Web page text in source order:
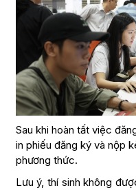
Sau khi hoàn tất việc
in phiếu đăng ký và nộp
phương thức.
Lưu ý, thí sinh không